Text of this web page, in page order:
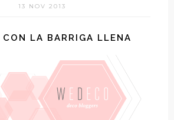
13 NOV 2013
CON LA BARRIGA LLENA